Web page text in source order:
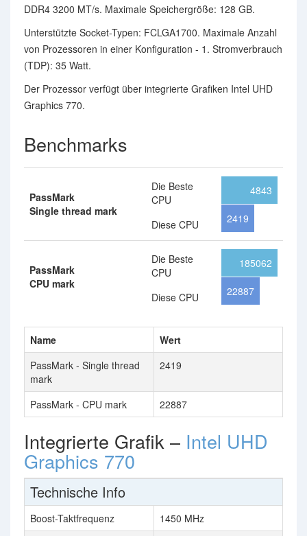
DDR4 3200 MT/s. Maximale Speichergröße: 128 GB.
Unterstützte Socket-Typen: FCLGA1700. Maximale Anzahl
von Prozessoren in einer Konfiguration - 1. Stromverbrauch
(TDP): 35 Watt.
Der Prozessor verfügt über integrierte Grafiken Intel UHD
Graphics 770.
Benchmarks
PassMark
Single thread mark
Die Beste
CPU
Diese CPU
4843
2419
PassMark
CPU mark
Die Beste
CPU
Diese CPU
185062
22887
Name
Wert
PassMark - Single thread
mark
2419
PassMark - CPU mark 22887
Integrierte Grafik – Intel UHD
Graphics 770
Technische Info
Boost-Taktfrequenz
1450 MHz